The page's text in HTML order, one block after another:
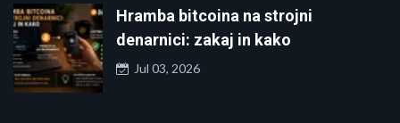
Hramba bitcoina na strojni
denarnici: zakaj in kako
Jul 03, 2026